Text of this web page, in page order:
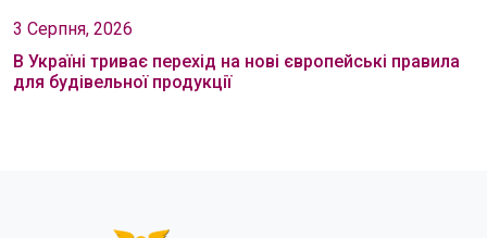
3 Серпня, 2026
В Україні триває перехід на нові європейські правила
для будівельної продукції